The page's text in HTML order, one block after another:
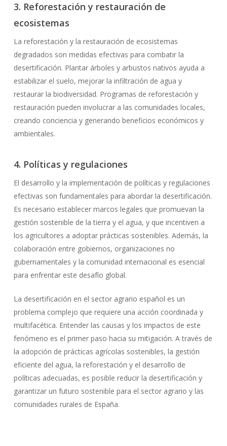
3. Reforestación y restauración de
ecosistemas
La reforestación y la restauración de ecosistemas
degradados son medidas efectivas para combatir la
desertificación. Plantar árboles y arbustos nativos ayuda a
estabilizar el suelo, mejorar la infiltración de agua y
restaurar la biodiversidad. Programas de reforestación y
restauración pueden involucrar a las comunidades locales,
creando conciencia y generando beneficios económicos y
ambientales.
4. Políticas y regulaciones
El desarrollo y la implementación de políticas y regulaciones
efectivas son fundamentales para abordar la desertificación.
Es necesario establecer marcos legales que promuevan la
gestión sostenible de la tierra y el agua, y que incentiven a
los agricultores a adoptar prácticas sostenibles. Además, la
colaboración entre gobiernos, organizaciones no
gubernamentales y la comunidad internacional es esencial
para enfrentar este desafío global.
La desertificación en el sector agrario español es un
problema complejo que requiere una acción coordinada y
multifacética. Entender las causas y los impactos de este
fenómeno es el primer paso hacia su mitigación. A través de
la adopción de prácticas agrícolas sostenibles, la gestión
eficiente del agua, la reforestación y el desarrollo de
políticas adecuadas, es posible reducir la desertificación y
garantizar un futuro sostenible para el sector agrario y las
comunidades rurales de España.